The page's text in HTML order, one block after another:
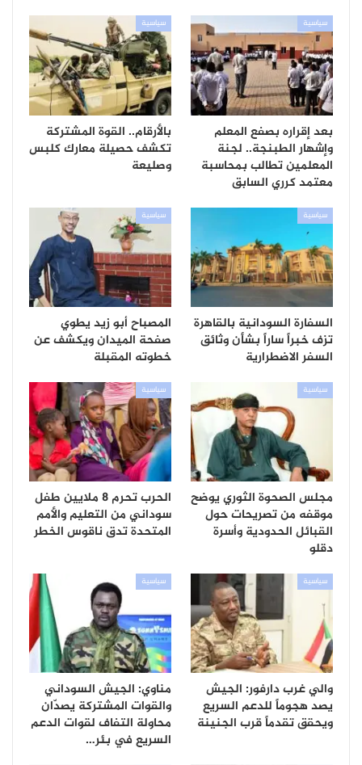
سياسية
بعد إقراره بصفع المعلم
وإشهار الطبنجة.. لجنة
المعلمين تطالب بمحاسبة
معتمد كرري السابق
سياسية
بالأرقام.. القوة المشتركة
تكشف حصيلة معارك كلبس
وصليعة
سياسية
السفارة السودانية بالقاهرة
تزف خبراً ساراً بشأن وثائق
السفر الاضطرارية
سياسية
المصباح أبو زيد يطوي
صفحة الميدان ويكشف عن
خطوته المقبلة
سياسية
مجلس الصحوة الثوري يوضح
موقفه من تصريحات حول
القبائل الحدودية وأسرة
دقلو
سياسية
الحرب تحرم 8 ملايين طفل
سوداني من التعليم والأمم
المتحدة تدق ناقوس الخطر
سياسية
والي غرب دارفور: الجيش
يصد هجوماً للدعم السريع
ويحقق تقدماً قرب الجنينة
سياسية
مناوي: الجيش السوداني
والقوات المشتركة يصدّان
محاولة التفاف لقوات الدعم
السريع في بئر…